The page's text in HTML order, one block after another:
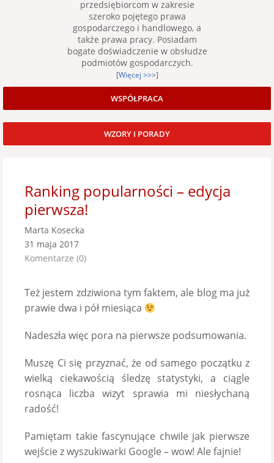
przedsiębiorcom w zakresie
szeroko pojętego prawa
gospodarczego i handlowego, a
także prawa pracy. Posiadam
bogate doświadczenie w obsłudze
podmiotów gospodarczych.
[Więcej >>>]
WSPÓŁPRACA
WZORY I PORADY
Ranking popularności – edycja
pierwsza!
Marta Kosecka
31 maja 2017
Komentarze (0)
Też jestem zdziwiona tym faktem, ale blog ma już
prawie dwa i pół miesiąca
Nadeszła więc pora na pierwsze podsumowania.
Muszę Ci się przyznać, że od samego początku z
wielką ciekawością śledzę statystyki, a ciągle
rosnąca liczba wizyt sprawia mi niesłychaną
radość!
Pamiętam takie fascynujące chwile jak pierwsze
wejście z wyszukiwarki Google – wow! Ale fajnie!